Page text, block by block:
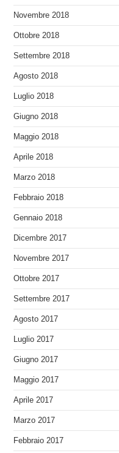
Novembre 2018
Ottobre 2018
Settembre 2018
Agosto 2018
Luglio 2018
Giugno 2018
Maggio 2018
Aprile 2018
Marzo 2018
Febbraio 2018
Gennaio 2018
Dicembre 2017
Novembre 2017
Ottobre 2017
Settembre 2017
Agosto 2017
Luglio 2017
Giugno 2017
Maggio 2017
Aprile 2017
Marzo 2017
Febbraio 2017